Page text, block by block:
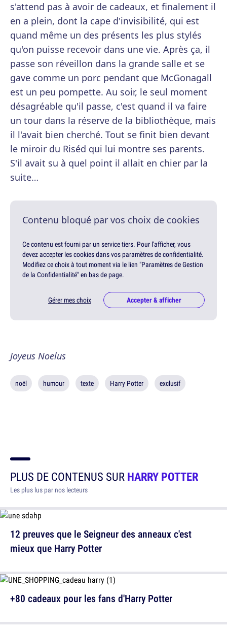
s'attend pas à avoir de cadeaux, et finalement il
en a plein, dont la cape d'invisibilité, qui est
quand même un des présents les plus stylés
qu'on puisse recevoir dans une vie. Après ça, il
passe son réveillon dans la grande salle et se
gave comme un porc pendant que McGonagall
est un peu pompette. Au soir, le seul moment
désagréable qu'il passe, c'est quand il va faire
un tour dans la réserve de la bibliothèque, mais
il l'avait bien cherché. Tout se finit bien devant
le miroir du Riséd qui lui montre ses parents.
S'il avait su à quel point il allait en chier par la
suite…
Contenu bloqué par vos choix de cookies
Ce contenu est fourni par un service tiers. Pour l'afficher, vous
devez accepter les cookies dans vos paramètres de confidentialité.
Modifiez ce choix à tout moment via le lien "Paramètres de Gestion
de la Confidentialité" en bas de page.
Gérer mes choix Accepter & afficher
Joyeus Noelus
noël humour texte Harry Potter exclusif
PLUS DE CONTENUS SURHARRY POTTER
Les plus lus par nos lecteurs
12 preuves que le Seigneur des anneaux c'est
mieux que Harry Potter
+80 cadeaux pour les fans d'Harry Potter